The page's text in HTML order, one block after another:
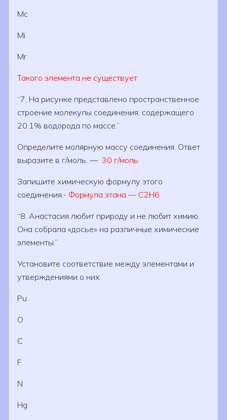
Mc
Mi
Mr
Такого элемента не существует
7. На рисунке представлено пространственное
строение молекулы соединения, содержащего
20.1% водорода по массе.
Определите молярную массу соединения. Ответ
выразите в г/моль. — 30 г/моль
Запишите химическую формулу этого
соединения.- Формула этана — C2H6
8. Анастасия любит природу и не любит химию.
Она собрала «досье» на различные химические
элементы.
Установите соответствие между элементами и
утверждениями о них.
Pu
O
C
F
N
Hg